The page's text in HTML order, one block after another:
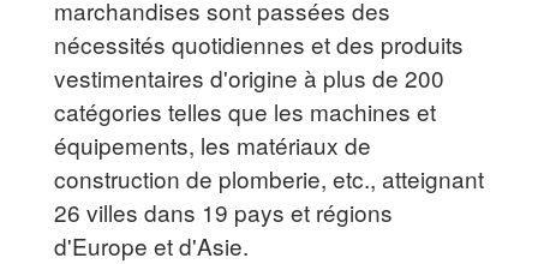
marchandises sont passées des
nécessités quotidiennes et des produits
vestimentaires d'origine à plus de 200
catégories telles que les machines et
équipements, les matériaux de
construction de plomberie, etc., atteignant
26 villes dans 19 pays et régions
d'Europe et d'Asie.